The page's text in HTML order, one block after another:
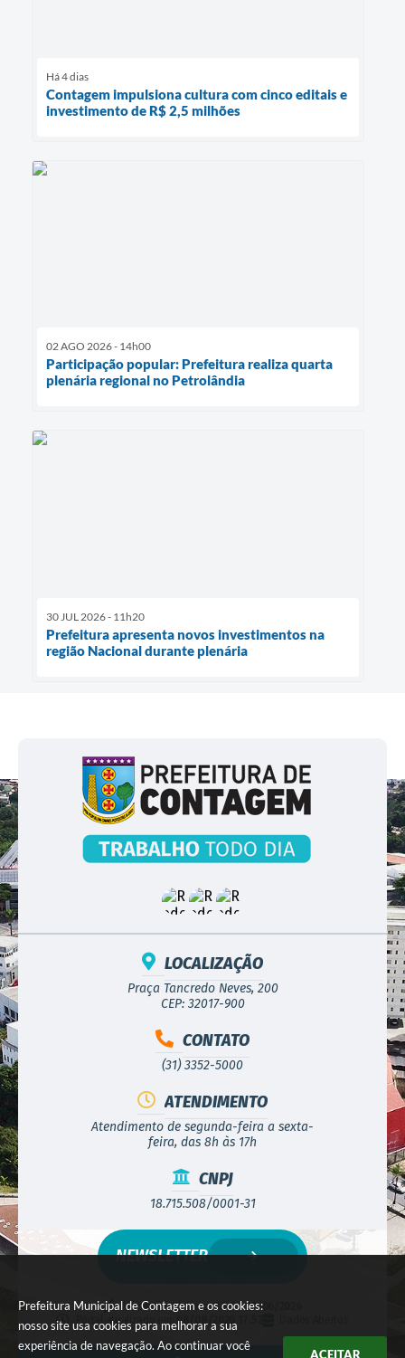
Prefeitura Municipal de Contagem e os cookies:
nosso site usa cookies para melhorar a sua
experiência de navegação. Ao continuar você
ACEITAR
Há 4 dias
Contagem impulsiona cultura com cinco editais e
investimento de R$ 2,5 milhões
02 AGO 2026 - 14h00
Participação popular: Prefeitura realiza quarta
plenária regional no Petrolândia
30 JUL 2026 - 11h20
Prefeitura apresenta novos investimentos na
região Nacional durante plenária
LOCALIZAÇÃO
Praça Tancredo Neves, 200
CEP: 32017-900
CONTATO
(31) 3352-5000
ATENDIMENTO
Atendimento de segunda-feira a sexta-
feira, das 8h às 17h
CNPJ
18.715.508/0001-31
Versão do Sistema:3.5.3 - 19/06/2026
Portal atualizado em:
08/08/2026 17:52
NEWSLETTER